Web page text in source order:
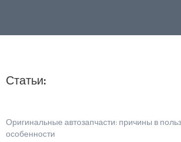
Статьи:
Оригинальные автозапчасти: причины в
особенности